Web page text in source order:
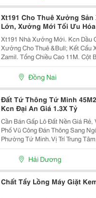
Xt191 Cho Thuê Xưởng
Lớn, Xưởng Mới Tối Ưu
Sx
Xt191 Nhà Xưởng Mới. Kcn Dầu
Xưởng Cho Thuê &Bull; Kết Cấu Xưởng: Khung Thép
Zamil. Tổng Chiều Cao 11M. Cột
4700M2 ( 42M X 112M ) &Bull; Dt Nx Sản Xuất : 38M X
91M ( 3480
Đồng Nai
Đất Tứ Thông Tứ Minh
Kcn Đại An Giá 1.3X Tỷ
Cần Bán Gấp Lô Đất Nền Giá Rẻ,
Phố Vũ Công Đán Thông Sang
Phường Tứ Minh. Vị Trí Trung
Bán Kính 300M Đầy Đủ Chợ Dân
Cấp Và Khu Công Nghiệp Đại
Hải Dương
Chất Tẩy Lồng Máy Giặt